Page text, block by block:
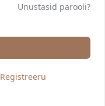
Unustasid parooli?
Registreeru